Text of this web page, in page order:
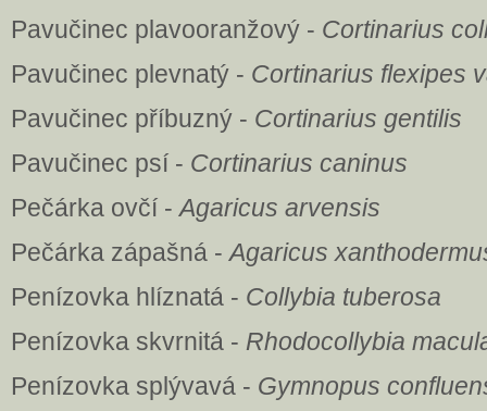
Pavučinec plavooranžový - Cortinarius
Pavučinec plevnatý - Cortinarius flexipes
Pavučinec příbuzný - Cortinarius gentilis
Pavučinec psí - Cortinarius caninus
Pečárka ovčí -Agaricus arvensis
Pečárka zápašná -Agaricus
Penízovka hlíznatá - Collybia tuberosa
Penízovka skvrnitá - Rhodocollybia
Penízovka splývavá - Gymnopus